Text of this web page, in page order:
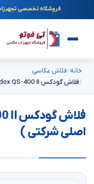
فروشگاه تخصصی
خانه فلاش عکاسی
فلاش گودکس Godox QS-400 II (گارانتی اصلی شرکتی )
اصلی شرکتی )